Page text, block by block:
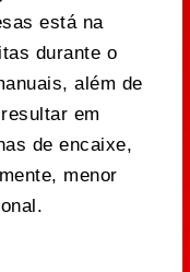
está na
durante o
além de
em
de encaixe,
menor